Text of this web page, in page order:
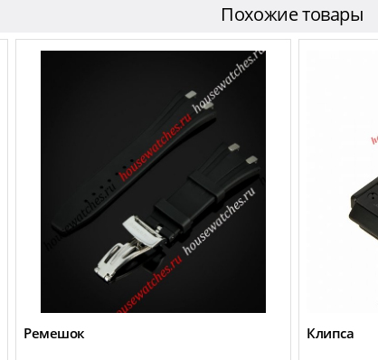
Похожие товары
Ремешок Клипса